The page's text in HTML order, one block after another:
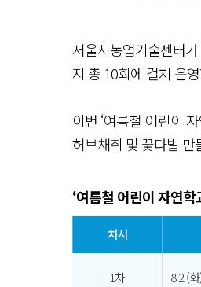
서울시농업기술센터
지 총 10회에 걸쳐 운
이번 ‘여름철 어린이
허브채취 및 꽃다발 만
‘여름철 어린이 자연학
차시
1차 8.2.(